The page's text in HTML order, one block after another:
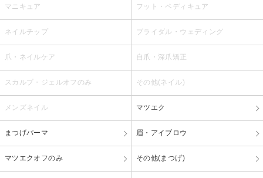
マニキュア フット・ペディキュア
ネイルチップ ブライダル・ウェディング
爪・ネイルケア 自爪・深爪矯正
スカルプ・ジェルオフのみ その他(ネイル)
メンズネイル マツエク
まつげパーマ 眉・アイブロウ
マツエクオフのみ その他(まつげ)